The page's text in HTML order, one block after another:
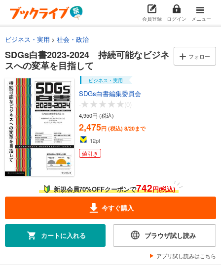
会員登録 ログイン メニュー
ビジネス・実用 社会・政治
SDGs白書2023-2024 持続可能なビジネ
スへの変革を目指して
フォロー
ビジネス・実用
SDGs白書編集委員会
-
(0)
4,950円 (税込)
2,475円 (税込) 8/20まで
12pt
値引き
新規会員70%OFFクーポンで742円(税込)
今すぐ購入
カートに入れる ブラウザ試し読み
アプリ試し読みはこちら